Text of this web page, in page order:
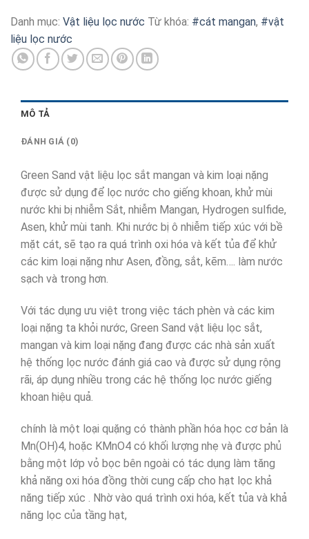
kim
loại
nặng
số
Danh mục: Vật liệu lọc nước Từ khóa: #cát mangan, #vật
liệu lọc nước
MÔ TẢ
ĐÁNH GIÁ (0)
Green Sand vật liệu lọc sắt mangan và kim loại nặng
được sử dụng để lọc nước cho giếng khoan, khử mùi
nước khi bị nhiễm Sắt, nhiễm Mangan, Hydrogen sulfide,
Asen, khử mùi tanh. Khi nước bị ô nhiễm tiếp xúc với bề
mặt cát, sẽ tạo ra quá trình oxi hóa và kết tủa để khử
các kim loại nặng như Asen, đồng, sắt, kẽm…. làm nước
sạch và trong hơn.
Với tác dụng ưu việt trong việc tách phèn và các kim
loại nặng ta khỏi nước, Green Sand vật liệu lọc sắt,
mangan và kim loại nặng đang được các nhà sản xuất
hệ thống lọc nước đánh giá cao và được sử dụng rộng
rãi, áp dụng nhiều trong các hệ thống lọc nước giếng
khoan hiệu quả.
chính là một loại quặng có thành phần hóa học cơ bản là
Mn(OH)4, hoặc KMnO4 có khối lượng nhẹ và được phủ
bằng một lớp vỏ bọc bên ngoài có tác dụng làm tăng
khả năng oxi hóa đồng thời cung cấp cho hạt lọc khả
năng tiếp xúc . Nhờ vào quá trình oxi hóa, kết tủa và khả
năng lọc của tầng hạt,